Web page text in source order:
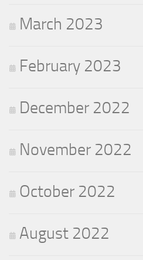
March 2023
February 2023
December 2022
November 2022
October 2022
August 2022